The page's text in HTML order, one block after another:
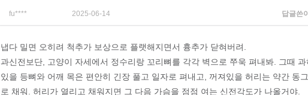
fu**** 2025-06-14 답글쓴
냅다 밀면 오히려 척추가 보상으로 플랫해지면서 흉추가 닫혀버려.
과신전보단, 고양이 자세에서 정수리랑 꼬리뼈를 각각 벽으로 쭈욱 펴내봐. 그때
있을 등뼈와 어깨 목은 편안히 긴장 풀고 일자로 펴내고, 꺼져있을 허리는 약간 동
로 채워. 허리가 열리고 채워지면 그 다음 가슴을 점점 여는 신전각도가 나올거야.